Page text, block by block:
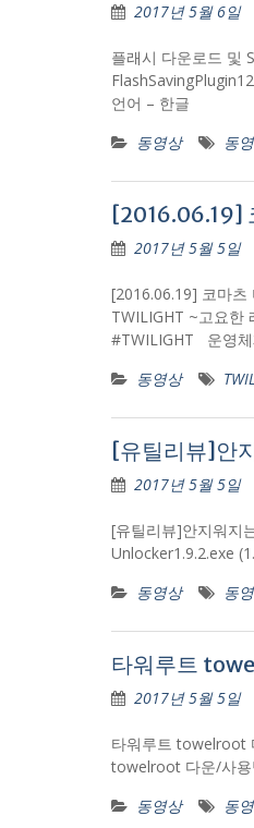
2017년 5월 6일
플래시 다운로드 및
언어 – 한글
동영상
동
[2016.06.19]
2017년 5월 5일
[2016.06.19] 코마츠
TWILIGHT ~고요한
#TWILIGHT 운영
동영상
[유틸리뷰]안
2017년 5월 5일
[유틸리뷰]안지워지
Unlocker1.9.2.exe
동영상
동
타워루트
2017년 5월 5일
타워루트 towelroot
towelroot 다운/사
동영상
동